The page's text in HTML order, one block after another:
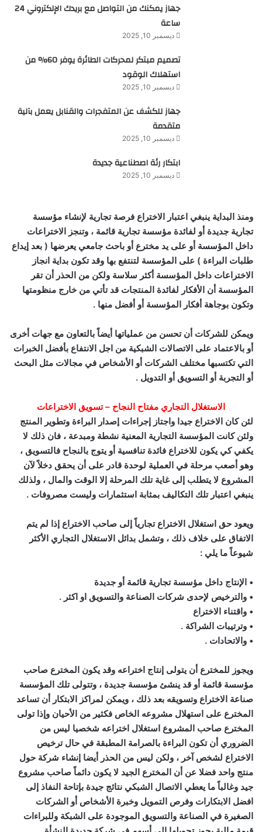
جهاز يمكنك من التواصل مع بريدك الإلكتروني 24
ساعة
ديسمبر 10, 2025
تصميم مبتكر لمحركات الطائرة يوفر 60% من
استهلاك الوقود
ديسمبر 10, 2025
جهاز للكشف عن المتفجرات والقنابل يعمل بآلية
متقدمة
ديسمبر 10, 2025
ابتكار رئة اصطناعية جديدة
ديسمبر 10, 2025
ومنذ البداية ينبغي اعتبار الاختراع فرصة تجارية لإنشاء مؤسسة
تجارية جديدة أو لفائدة مؤسسة تجارية قائمة ، وتنجز الاختراعات
داخل المؤسسة أو على يد مخترع أو باحث جامعي يعرضها ( بعد إيداع
طلبات البراءة ) على المؤسسة لتنتفع بها وقد تكون بداية انجاز
الاختراعات داخل المؤسسة أكثر سلاسة ولكن من الحذر أن تقر
المؤسسة أن الأفكار لفائدة المنتجات قد تأتي من خارج منظومتها
وتكون بوجاهة أفكار المؤسسة أو أفضل منها .
ويمكن للشركات أن تحسن من عملياتها أيضاً بالتعاون مع جهات أخرى
أو بالاعتماد على الاتصالات الشبكية من اجل الانتفاع بأفضل الخبرات
التي تكتسبها مختلف الشركات أو الأشخاص في مجالات مثل البحث
أو التجربة أو التسويق أو التدويل .
الاستغلال التجاري مفتاح النجاح – تسويق الاختراعات
لئن كان الاختراع جيدا واجتاز إجراءات إصدار البراءة وتطوير المنتج
ولئن كانت المؤسسة التجارية المعنية نشطة ومبدعة ، فان ذلك لا
يكفي كي يكون للاختراع فائدة تنافسية أو يتوج بالنجاح فالتسويق ،
وهو أصعب مرحلة في العملية لوحدة قادر على أن يحقق دخلاً لآن
المشروع لا يتطلب إلى غاية تلك المرحلة إلا الوقت والمال ، ولذلك
ينبغي اعتبار تلك التكاليف بمثابة استثمارات وليست مصروفات .
ويعود حق استغلال الاختراع تجارياً إلى صاحب الاختراع إذا لم يتم
الاتفاق على خلاف ذلك ، وتشمل بدائل الاستغلال التجاري الأكثر
شيوعاً ما يلي :
• الإنتاج داخل مؤسسة تجارية قائمة أو جديدة
• والترخيص لإحدى شركات الصناعة والتسويق او اكثر .
• واقتناء الاختراع
• وترتيبات الشراكة .
• والاتحادات .
ويجوز للمخترع أن يتولى إنتاج اختراعه وقد يكون المخترع صاحب
مؤسسة قائمة أو قد ينشئ مؤسسة جديدة ، وتتولى تلك المؤسسة
صناعة الاختراع وتسويقه بعد ذلك ، ويمكن لمراكز الابتكار أن تساعد
المخترع على استهلال مشروعه الخاص فكثير من الأحيان وإذا تولى
المخترع صاحب المشروع استغلال اختراعه شخصيا ليس من
الضروري أن تكون البراءة بالصرامة المطبقة في حال ترخيص
الاختراع لشخص آخر ، ولكن ليس من الحذر أيضا إنشاء شركة حول
منتج واحد فضلا عن أن المخترع الجيد لا يكون دائماً صاحب مشروع
جيد وغالباً ما يعطي الاتصال الشبكي نتائج جيدة بإتاحة النفاذ إلى
افضل الابتكارات وفرص التمويل وخبرة الأشخاص أو الشركات
الصغيرة في الصناعة والتسويق الموجودة على الشبكة وللبراءات